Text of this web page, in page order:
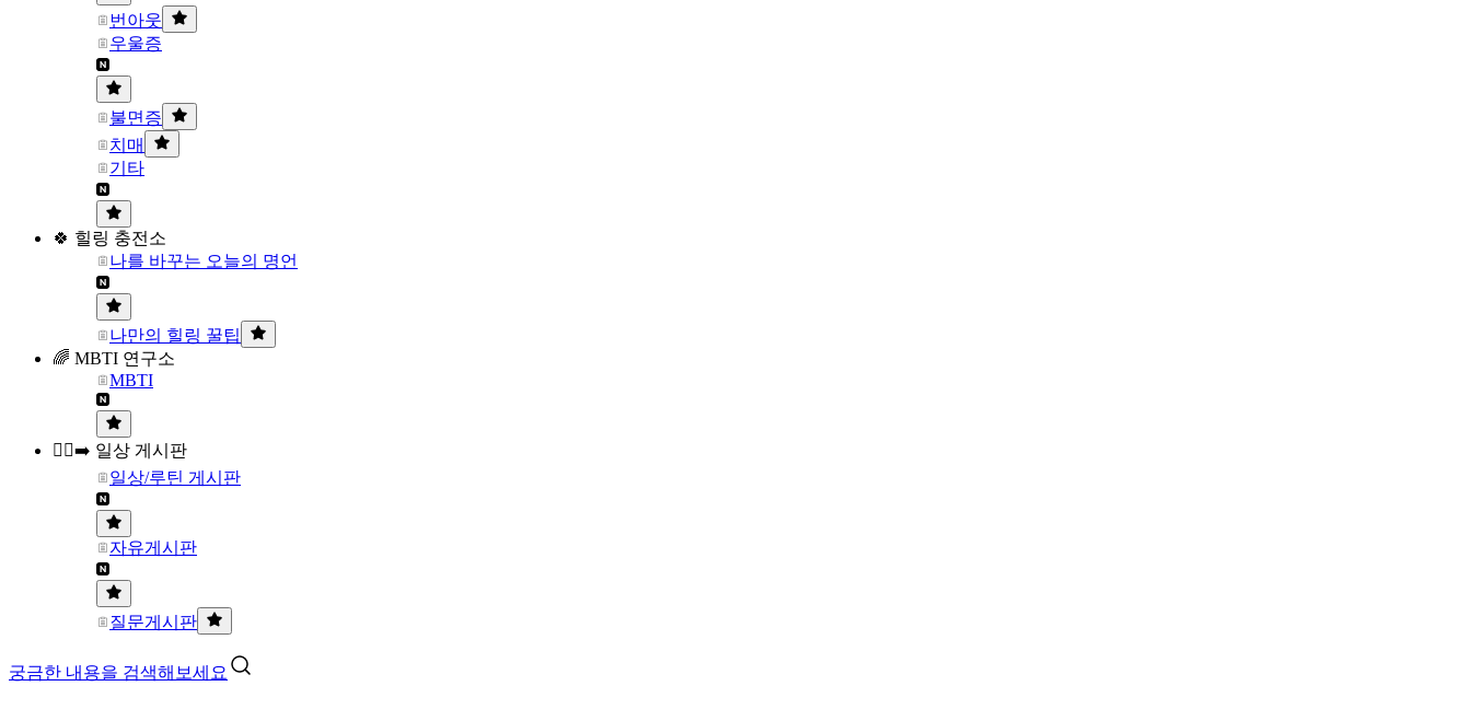
번아웃
우울증
불면증
치매
기타
🍀 힐링 충전소
나를 바꾸는 오늘의 명언
나만의 힐링 꿀팁
🌈 MBTI 연구소
MBTI
🏃‍♀️‍➡️ 일상 게시판
일상/루틴 게시판
자유게시판
질문게시판
궁금한 내용을 검색해보세요